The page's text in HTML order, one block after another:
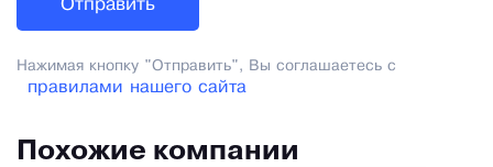
Нажимая кнопку "Отправить", Вы соглашаетесь с
правилами нашего сайта
Похожие компании